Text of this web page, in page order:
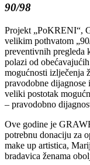
90/98
Projekt „PoKRENI“,
velikim pothvatom
preventivnih pregleda
polazi od
mogućnosti izlječenja
pravodobne
veliki postotak
– pravodobno
Ove godine je
potrebnu donaciju za
make up artistica,
bradavica ženama